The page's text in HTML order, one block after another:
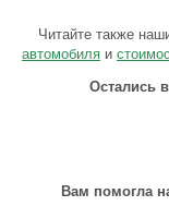
Читайте также
автомобиля и
Остались
Вам помогла